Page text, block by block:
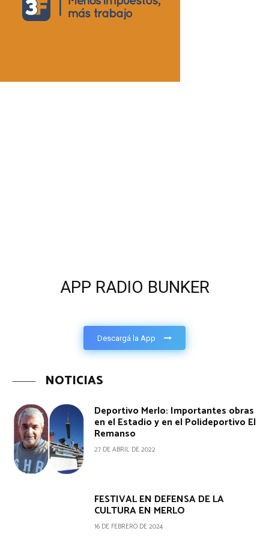
APP RADIO BUNKER
Descargá la App
NOTICIAS
Deportivo Merlo: Importantes obras
en el Estadio y en el Polideportivo El
Remanso
27 DE ABRIL DE 2022
FESTIVAL EN DEFENSA DE LA
CULTURA EN MERLO
16 DE FEBRERO DE 2024